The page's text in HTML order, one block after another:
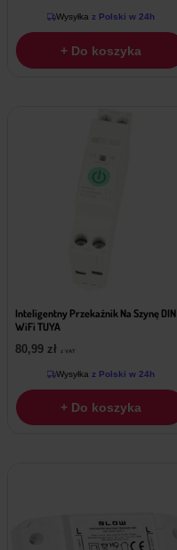
Wysyłka z Polski w 24h
+ Do koszyka
Inteligentny Przekaźnik Na Szynę DIN
WiFi TUYA
80,99 zł z VAT
Wysyłka z Polski w 24h
+ Do koszyka